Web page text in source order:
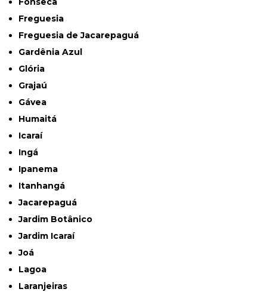
Freguesia
Freguesia de Jacarepaguá
Gardênia Azul
Glória
Grajaú
Gávea
Humaitá
Icaraí
Ingá
Ipanema
Itanhangá
Jacarepaguá
Jardim Botânico
Jardim Icaraí
Joá
Lagoa
Laranjeiras